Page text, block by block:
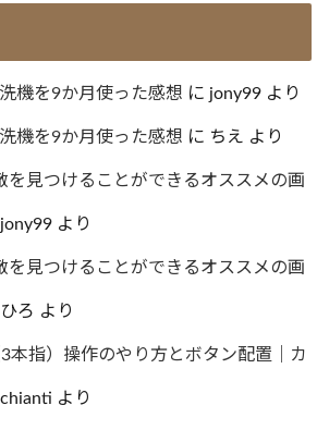
機を9か月使った感想 に jony99 より
機を9か月使った感想 に ちえ より
を見つけることができるオススメの画
jony99 より
を見つけることができるオススメの画
ひろ より
本指）操作のやり方とボタン配置｜カ
chianti より